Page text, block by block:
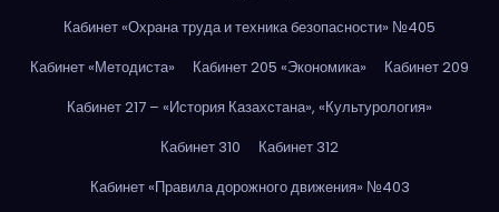
Кабинет «Охрана труда и техника безопасности» №405
Кабинет «Методиста»
Кабинет 205 «Экономика»
Кабинет 209
Кабинет 217 – «История Казахстана», «Культурология»
Кабинет 310
Кабинет 312
Кабинет «Правила дорожного движения» №403